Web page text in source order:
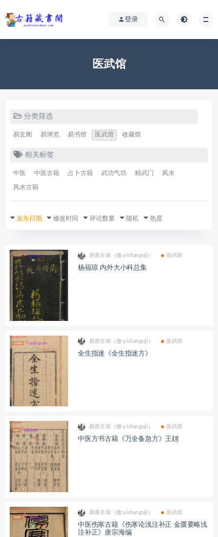
登录
医武馆
分类筛选
易玄阁 易博览 易书馆 医武馆 收藏馆
相关标签
中医 中医古籍 占卜古籍 武功气功 精武门 风水
风水古籍
发布日期 修改时间 评论数量 随机 热度
易善古籍（微:yishanguji） 医武馆
杨福琼 内外大小科总集
易善古籍（微:yishanguji） 医武馆
全生指迷《全生指迷方》
易善古籍（微:yishanguji） 医武馆
中医方书古籍《万全备急方》王翃
易善古籍（微:yishanguji） 医武馆
中医伤寒古籍《伤寒论浅注补正 金匮要略浅
注补正》唐宗海编